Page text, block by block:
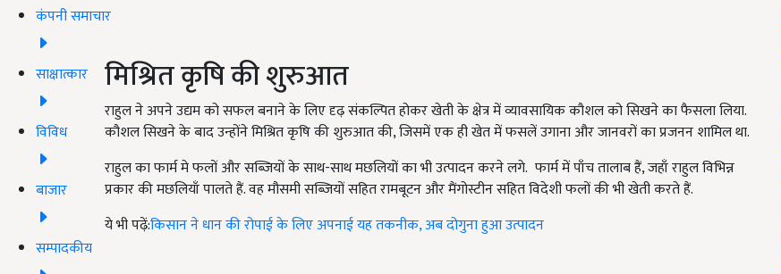
कंपनी समाचार
साक्षात्कार
विविध
बाजार
सम्पादकीय
मिश्रित कृषि की शुरुआत
राहुल ने अपने उद्यम को सफल बनाने के लिए दृढ़ संकल्पित होकर खेती के क्षेत्र में व्यावसायिक कौशल को सिखने का फैसला लिया.
कौशल सिखने के बाद उन्होंने मिश्रित कृषि की शुरुआत की, जिसमें एक ही खेत में फसलें उगाना और जानवरों का प्रजनन शामिल था.
राहुल का फार्म मे फलों और सब्जियों के साथ-साथ मछलियों का भी उत्पादन करने लगे. फार्म में पाँच तालाब हैं, जहाँ राहुल विभिन्न
प्रकार की मछलियाँ पालते हैं. वह मौसमी सब्जियों सहित रामबूटन और मैंगोस्टीन सहित विदेशी फलों की भी खेती करते हैं.
ये भी पढ़ें:किसान ने धान की रोपाई के लिए अपनाई यह तकनीक, अब दोगुना हुआ उत्पादन